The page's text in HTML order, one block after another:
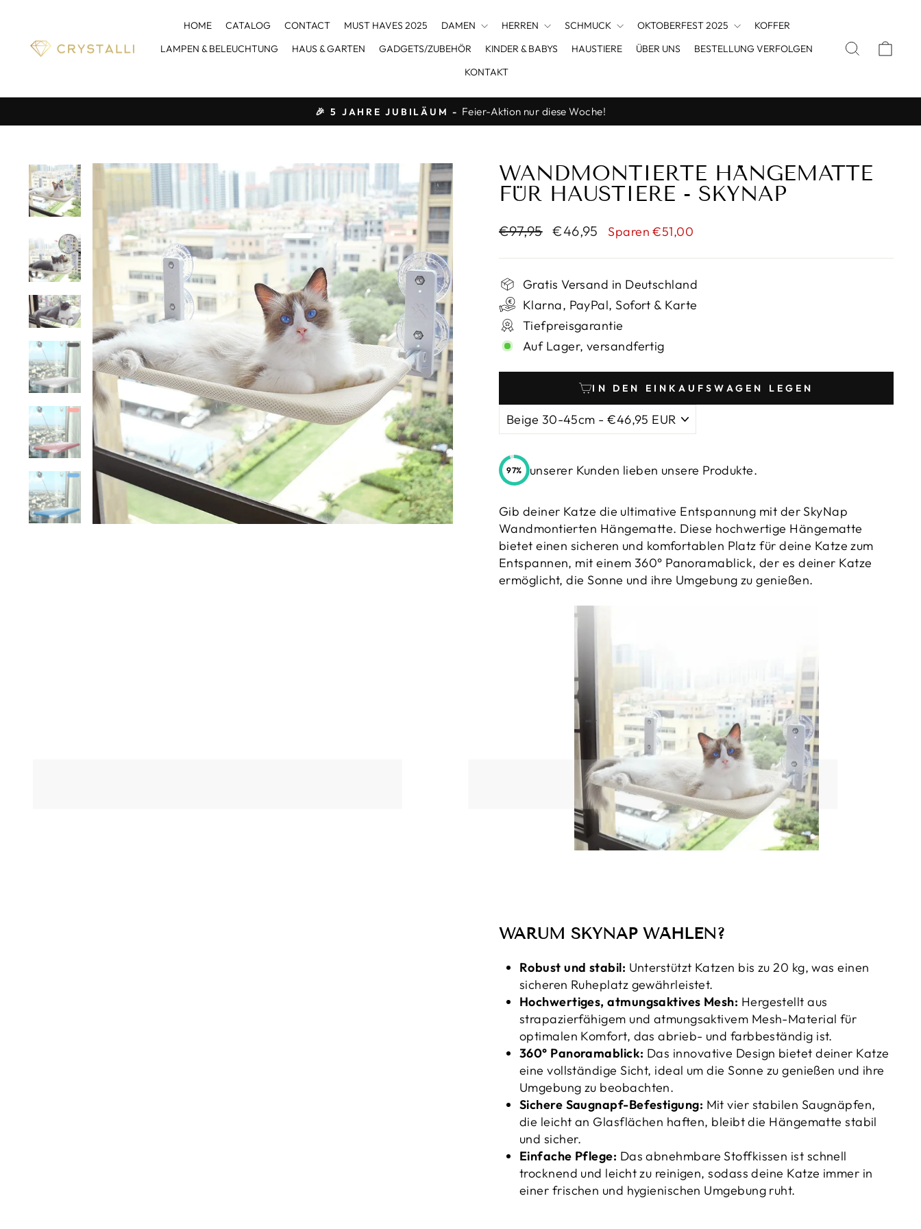
__
Inhalt
HOME CATALOG CONTACT MUST HAVES 2025 DAMEN HERREN SCHMUCK OKTOBERFEST 2025
KOFFER
LAMPEN & BELEUCHTUNG
HAUS & GARTEN GADGETS/ZUBEHÖR KINDER & BABYS HAUSTIERE ÜBER UNS
BESTELLUNG VERFOLGEN
KONTAKT
SUCHE
Pause
🎉 5 JAHRE JUBILÄUM - Feier-Aktion nur diese Woche!
WANDMONTIERTE HÄNGEMATTE
FÜR HAUSTIERE - SKYNAP
Normaler
€97,95 Sonderpreis
€46,95 Sparen €51,00
Gratis Versand in Deutschland
Klarna, PayPal, Sofort & Karte
Tiefpreisgarantie
Auf Lager, versandfertig
IN DEN EINKAUFSWAGEN LEGEN
97% unserer Kunden lieben unsere Produkte.
Gib deiner Katze die ultimative Entspannung mit der SkyNap
Wandmontierten Hängematte. Diese hochwertige Hängematte
bietet einen sicheren und komfortablen Platz für deine Katze zum
Entspannen, mit einem 360° Panoramablick, der es deiner Katze
ermöglicht, die Sonne und ihre Umgebung zu genießen.
WARUM SKYNAP WÄHLEN?
Robust und stabil: Unterstützt Katzen bis zu 20 kg, was einen
sicheren Ruheplatz gewährleistet.
Hochwertiges, atmungsaktives Mesh: Hergestellt aus
strapazierfähigem und atmungsaktivem Mesh-Material für
optimalen Komfort, das abrieb- und farbbeständig ist.
360° Panoramablick: Das innovative Design bietet deiner Katze
eine vollständige Sicht, ideal um die Sonne zu genießen und ihre
Umgebung zu beobachten.
Sichere Saugnapf-Befestigung: Mit vier stabilen Saugnäpfen,
die leicht an Glasflächen haften, bleibt die Hängematte stabil
und sicher.
Einfache Pflege: Das abnehmbare Stoffkissen ist schnell
trocknend und leicht zu reinigen, sodass deine Katze immer in
einer frischen und hygienischen Umgebung ruht.